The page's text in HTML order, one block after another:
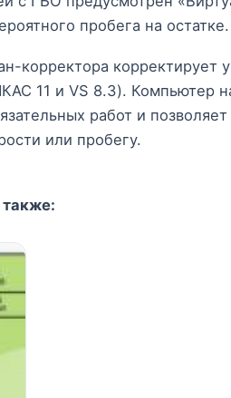
пробега на остатке.
корректора корректирует
11 и VS 8.3). Компьютер
работ и
или пробегу.
также: